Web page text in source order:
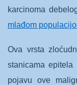
karcinoma
mlađom
Ova vrsta
stanicama
pojavu ove